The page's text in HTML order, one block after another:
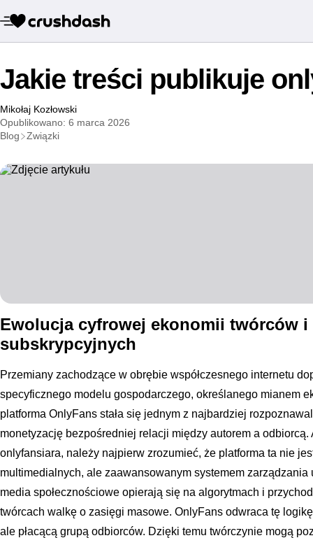
Jakie treści publikuje
Mikołaj Kozłowski
Opublikowano: 6 marca 2026
Blog
Związki
Ewolucja cyfrowej ekonomii twórców
subskrypcyjnych
Przemiany zachodzące w obrębie współczesnego internetu
specyficznego modelu gospodarczego, określanego mianem
platforma OnlyFans stała się jednym z najbardziej
monetyzację bezpośredniej relacji między autorem a
onlyfansiara, należy najpierw zrozumieć, że platforma ta nie
multimedialnych, ale zaawansowanym systemem
media społecznościowe opierają się na algorytmach i
twórcach walkę o zasięgi masowe. OnlyFans odwraca tę
ale płacącą grupą odbiorców. Dzięki temu twórczynie mogą